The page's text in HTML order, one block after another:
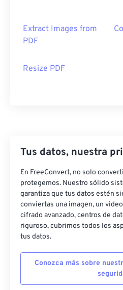
Extract Images from
PDF
Resize PDF
Tus datos, nuestra
En FreeConvert, no solo
protegemos. Nuestro sólido
garantiza que tus datos estén
conviertas una imagen, un
cifrado avanzado, centros de
riguroso, cubrimos todos los
tus datos.
Conozca más sobre